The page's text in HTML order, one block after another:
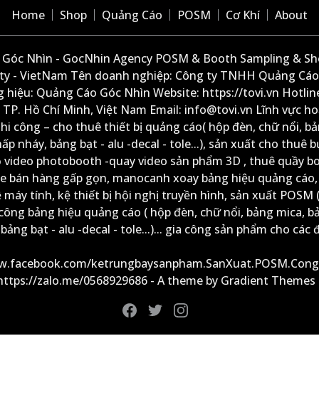
Home Shop Quảng Cáo POSM Cơ Khí About
Nhìn - GocNhin Agency POSM & Booth Sampling &
- VietNam Tên doanh nghiệp: Công ty TNHH Quảng
Quảng Cáo Góc Nhìn Website: https://tovi.vn
Hồ Chí Minh, Việt Nam Email: info@tovi.vn Lĩnh vực
công – cho thuê thiết bị quảng cáo( hộp đèn, chữ nổi,
nháy, bảng bạt - alu -decal - tole...), sản xuất cho thuê
photobooth -quay video sản phẩm 3D , thuê quầy
bán hàng gấp gọn, manocanh xoay bảng hiệu quảng
tính, kệ thiết bị hội nghị truyền hình, sản xuất POSM
bảng hiệu quảng cáo ( hộp đèn, chữ nổi, bảng mica,
bạt - alu -decal - tole...)... gia công sản phẩm cho các
zalo.me/0568929686 - A theme by Gradient